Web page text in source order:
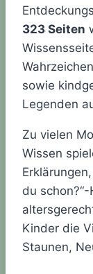
323 Seiten
sowie
Legenden
Zu vielen
Wissen
du
Kinder die
Staunen,